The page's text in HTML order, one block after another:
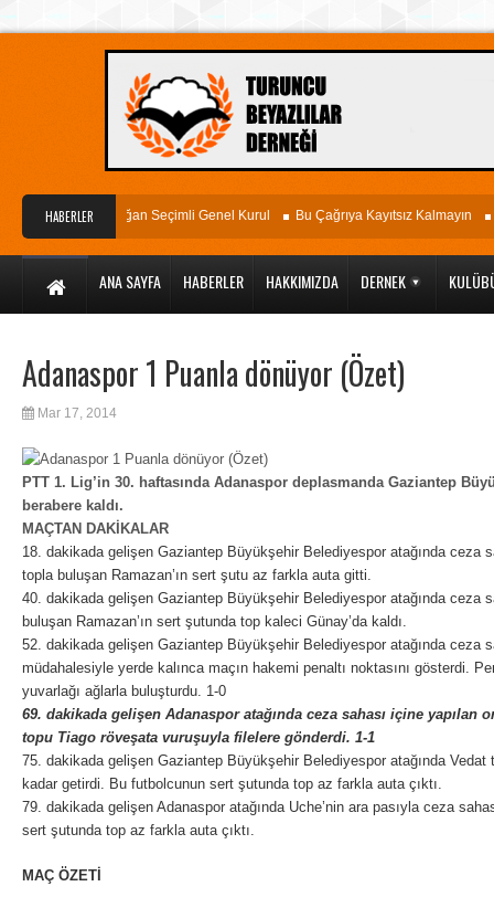
HABERLEROlağan Seçimli Genel Kurul Bu Çağrıya Kayıtsız Kalmayın
ANA SAYFA HABERLER HAKKIMIZDA DERNEK
Adanaspor 1 Puanla dönüyor (Özet)
Mar 17, 2014
PTT 1. Lig’in 30. haftasında Adanaspor deplasmanda Gaziantep
berabere kaldı.
MAÇTAN DAKİKALAR
18. dakikada gelişen Gaziantep Büyükşehir Belediyespor atağında ceza
topla buluşan Ramazan’ın sert şutu az farkla auta gitti.
40. dakikada gelişen Gaziantep Büyükşehir Belediyespor atağında ceza
buluşan Ramazan’ın sert şutunda top kaleci Günay’da kaldı.
52. dakikada gelişen Gaziantep Büyükşehir Belediyespor atağında ceza
müdahalesiyle yerde kalınca maçın hakemi penaltı noktasını gösterdi.
yuvarlağı ağlarla buluşturdu. 1-0
69. dakikada gelişen Adanaspor atağında ceza sahası içine yapılan
topu Tiago röveşata vuruşuyla filelere gönderdi. 1-1
75. dakikada gelişen Gaziantep Büyükşehir Belediyespor atağında
kadar getirdi. Bu futbolcunun sert şutunda top az farkla auta çıktı.
79. dakikada gelişen Adanaspor atağında Uche’nin ara pasıyla ceza
sert şutunda top az farkla auta çıktı.
MAÇ ÖZETİ